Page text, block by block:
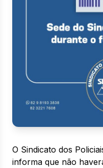
O Sindicato dos
informa que não